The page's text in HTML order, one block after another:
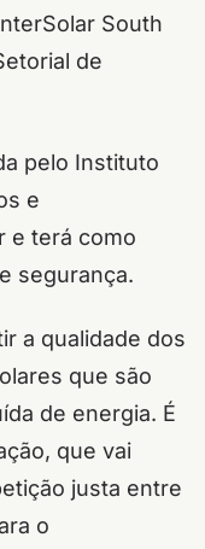
South
de
pelo Instituto
e
e terá como
segurança.
a qualidade dos
que são
de energia. É
que vai
justa entre
o